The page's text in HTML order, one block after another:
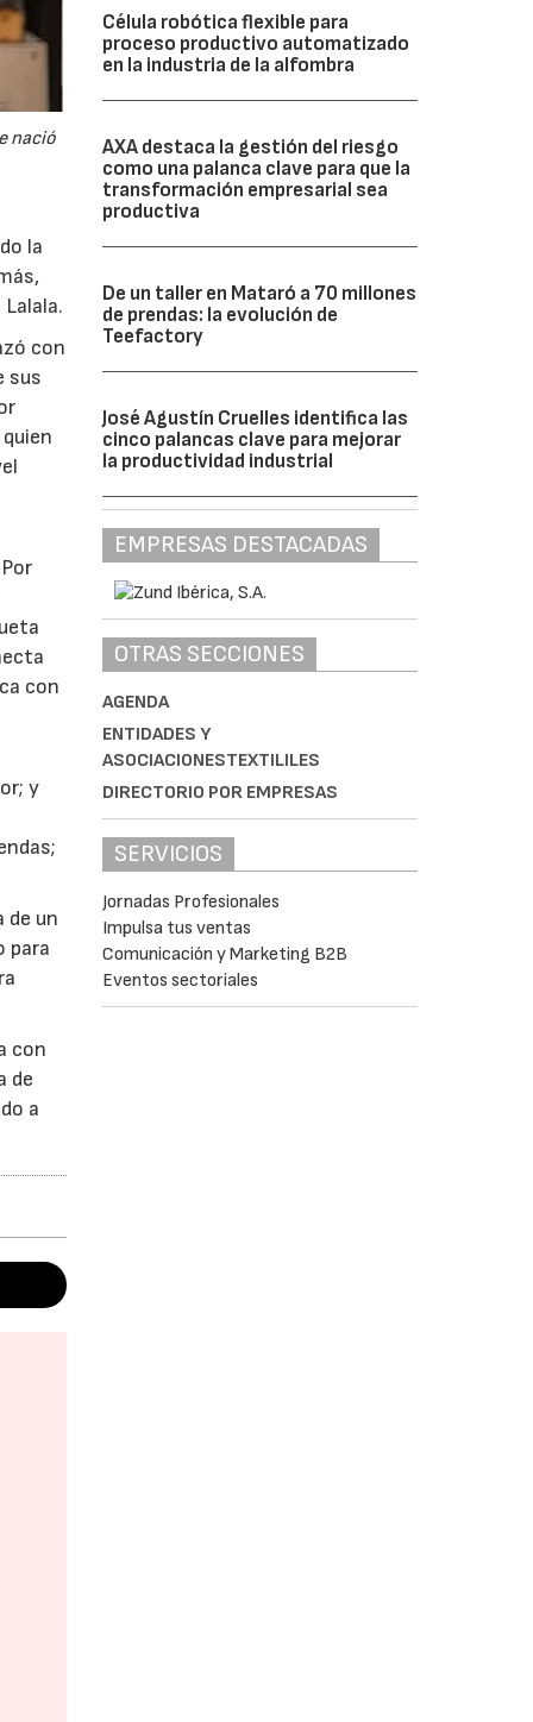
nació
la
con
sus
con
y
de un
para
con
de
a
Célula robótica flexible para
proceso productivo automatizado
en la industria de la alfombra
AXA destaca la gestión del riesgo
como una palanca clave para que la
transformación empresarial sea
productiva
De un taller en Mataró a 70 millones
de prendas: la evolución de
Teefactory
José Agustín Cruelles identifica las
cinco palancas clave para mejorar
la productividad industrial
EMPRESAS DESTACADAS
OTRAS SECCIONES
AGENDA
ENTIDADES Y
ASOCIACIONESTEXTILILES
DIRECTORIO POR EMPRESAS
SERVICIOS
Jornadas Profesionales
Impulsa tus ventas
Comunicación y Marketing B2B
Eventos sectoriales